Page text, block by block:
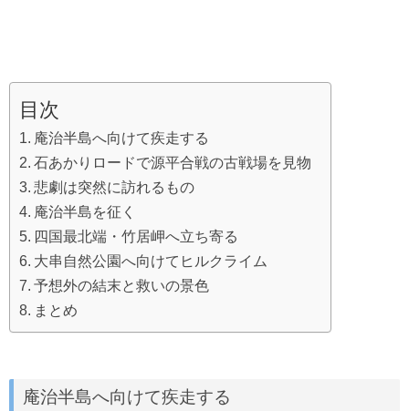
目次
庵治半島へ向けて疾走する
石あかりロードで源平合戦の古戦場を見物
悲劇は突然に訪れるもの
庵治半島を征く
四国最北端・竹居岬へ立ち寄る
大串自然公園へ向けてヒルクライム
予想外の結末と救いの景色
まとめ
庵治半島へ向けて疾走する